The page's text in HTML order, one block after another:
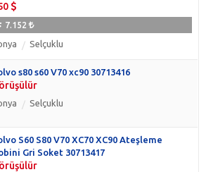
7.152
Selçuklu
s80 s60 V70 xc90 30713416
Selçuklu
S60 S80 V70 XC70 XC90 Ateşleme
Gri Soket 30713417